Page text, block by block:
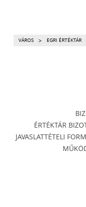
VÁROS > EGRI ÉRTÉKTÁR
ÉRTÉKTÁR
JAVASLATTÉTELI